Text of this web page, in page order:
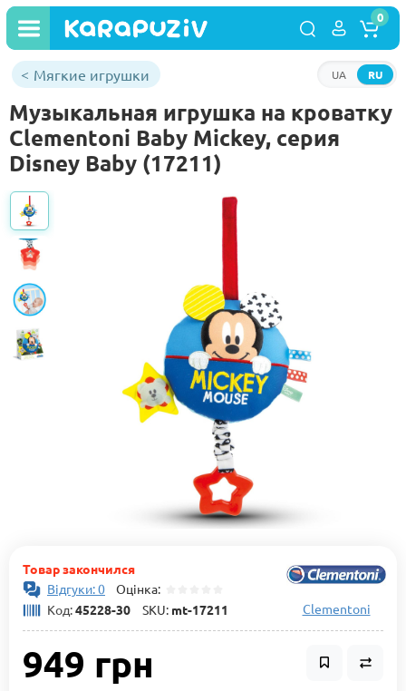
RU
UA
0
Мягкие игрушки
Музыкальная игрушка на кроватку
Clementoni Baby Mickey, серия
Disney Baby (17211)
Товар закончился
Відгуки: 0 Оцінка:
Код:45228-30 SKU: mt-17211 Clementoni
949 грн